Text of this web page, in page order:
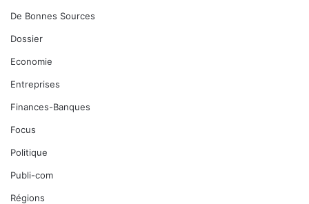
De Bonnes Sources
Dossier
Economie
Entreprises
Finances-Banques
Focus
Politique
Publi-com
Régions